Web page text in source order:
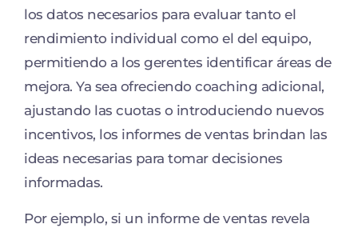
los datos necesarios para evaluar tanto el
rendimiento individual como el del equipo,
permitiendo a los gerentes identificar áreas de
mejora. Ya sea ofreciendo coaching adicional,
ajustando las cuotas o introduciendo nuevos
incentivos, los informes de ventas brindan las
ideas necesarias para tomar decisiones
informadas.
Por ejemplo, si un informe de ventas revela